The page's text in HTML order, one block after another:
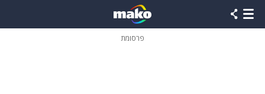
פרסומת